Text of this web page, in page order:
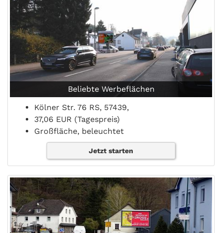
Beliebte Werbeflächen
Kölner Str. 76 RS, 57439,
37,06 EUR (Tagespreis)
Großfläche, beleuchtet
Jetzt starten